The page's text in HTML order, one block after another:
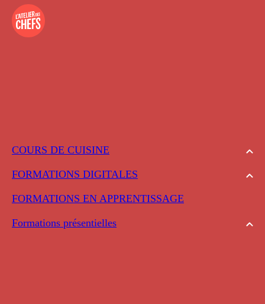
COURS DE CUISINE
FORMATIONS DIGITALES
FORMATIONS EN APPRENTISSAGE
Formations présentielles